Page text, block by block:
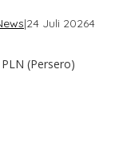
|24 Juli 20264
(Persero)